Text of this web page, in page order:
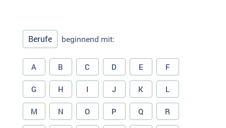
Berufe beginnend mit:
A B C D E F
G H I J K L
M N O P Q R